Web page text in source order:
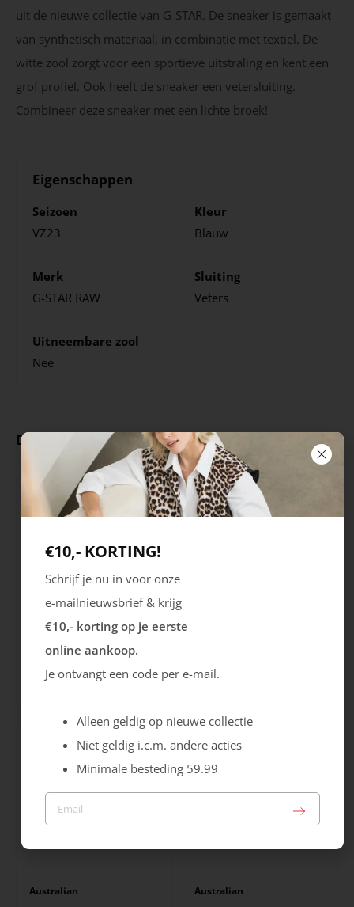
uit de nieuwe collectie van G-STAR. De sneaker is gemaakt
van synthetisch materiaal, in combinatie met textiel. De
witte zool zorgt voor een sportieve uitstraling en kent een
grof profiel. Ook heeft de sneaker een vetersluiting.
Combineer deze sneaker met een lichte broek!
Eigenschappen
Seizoen
VZ23
Kleur
Blauw
Merk
G-STAR RAW
Sluiting
Veters
Uitneembare zool
Nee
Deze producten ga je leuk vinden
City Stride Grants
Australian Australian
€10,- KORTING!
Schrijf je nu in voor onze
e-mailnieuwsbrief & krijg
€10,- korting op je eerste
online aankoop.
Je ontvangt een code per e-mail.
Alleen geldig op nieuwe collectie
Niet geldig i.c.m. andere acties
Minimale besteding 59.99